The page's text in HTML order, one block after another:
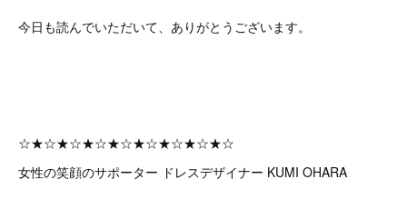
今日も読んでいただいて、ありがとうございます。
☆★☆★☆★☆★☆★☆★☆★☆★☆
女性の笑顔のサポーター ドレスデザイナー KUMI OHARA